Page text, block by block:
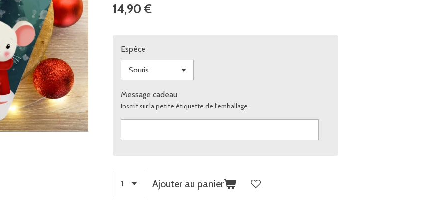
14,90 €
Espèce
Message cadeau
Inscrit sur la petite étiquette de l'emballage
Ajouter au panier